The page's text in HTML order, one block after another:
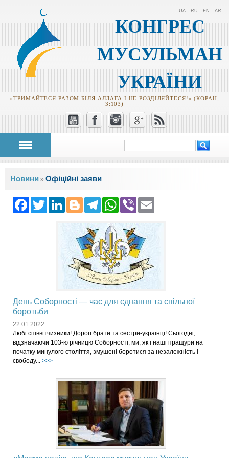
КОНГРЕС
МУСУЛЬМАН
УКРАЇНИ
«ТРИМАЙТЕСЯ РАЗОМ БІЛЯ АЛЛАГА І НЕ РОЗДІЛЯЙТЕСЯ!» (КОРАН,
3:103)
UA RU EN AR
Пошукова
Ви є тут
Новини » Офіційні заяви
Facebook
Twitter
LinkedIn
Blogger
Telegram
WhatsApp
Viber
День Соборності — час для єднання та спільної
боротьби
22.01.2022
Любі співвітчизники! Дорогі брати та сестри-українці! Сьогодні,
відзначаючи 103-ю річницю Соборності, ми, як і наші пращури на
початку минулого століття, змушені боротися за незалежність і
свободу... >>>